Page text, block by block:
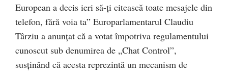
European a decis ieri să-ți citească toate mesajele din
telefon, fără voia ta” Europarlamentarul Claudiu
Târziu a anunțat că a votat împotriva regulamentului
cunoscut sub denumirea de „Chat Control”,
susținând că acesta reprezintă un mecanism de